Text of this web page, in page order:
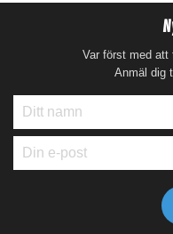
Var först med att
Anmäl dig